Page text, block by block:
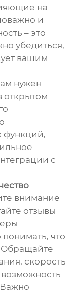
на
и
– это
убедиться,
вашим
нужен
открытом
функций,
с
внимание
отзывы
что
Обращайте
скорость